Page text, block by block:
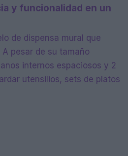
y funcionalidad en un
de dispensa mural que
pesar de su tamaño
internos espaciosos y 2
utensilios, sets de platos